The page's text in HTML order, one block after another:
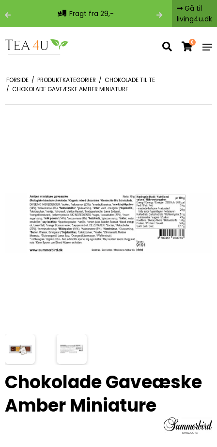
Fragt fra 29,- Fri
Gå til
living4u.dk
0
FORSIDE / PRODUKTKATEGORIER / CHOKOLADE TIL TE
/ CHOKOLADE GAVEÆSKE AMBER MINIATURE
Chokolade Gaveæske
Amber Miniature